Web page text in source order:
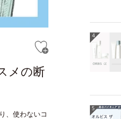
メの断
、使わないコ